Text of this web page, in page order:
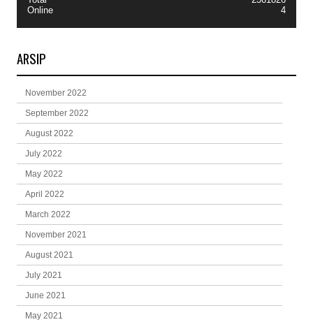
Online
4
ARSIP
November 2022
September 2022
August 2022
July 2022
May 2022
April 2022
March 2022
November 2021
August 2021
July 2021
June 2021
May 2021